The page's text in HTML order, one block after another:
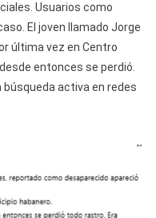
Usuarios como
El joven llamado Jorge
última vez en Centro
entonces se perdió.
activa en redes